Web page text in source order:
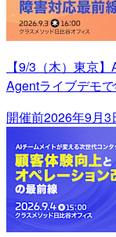
【9/3（木）東京
Agentライブデモ
開催前2026年9月3